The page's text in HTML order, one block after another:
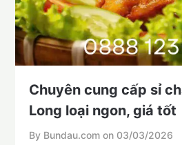
Chuyên cung cấp sỉ
Long loại ngon, giá tốt
By Bundau.com on 03/03/2026